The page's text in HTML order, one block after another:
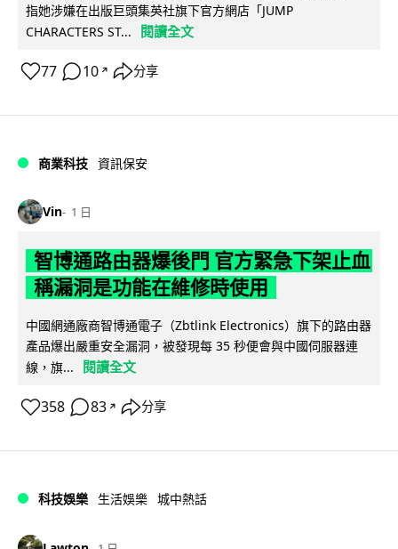
指她涉嫌在出版巨頭集英社旗下官方網店「JUMP
CHARACTERS ST...
閱讀全文
77 10 ↗ 分享
商業科技 資訊保安
Vin 1 日
智博通路由器爆後門 官方緊急下架止血
稱漏洞是功能在維修時使用
中國網通廠商智博通電子（Zbtlink Electronics）旗下的路由器
產品爆出嚴重安全漏洞，被發現每 35 秒便會與中國伺服器連
線，旗...
閱讀全文
358 83 ↗ 分享
科技娛樂 生活娛樂 城中熱話